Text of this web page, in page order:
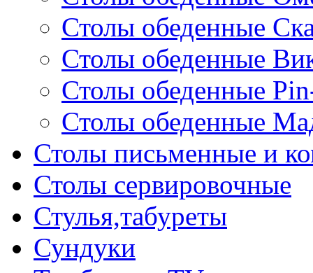
Столы обеденные
Столы обеденные
Столы обеденные
Столы обеденные
Столы письменные и
Столы сервировочные
Стулья,табуреты
Сундуки